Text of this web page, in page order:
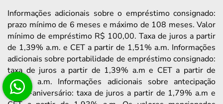
Informações adicionais sobre o empréstimo consignado:
prazo mínimo de 6 meses e máximo de 108 meses. Valor
mínimo de empréstimo R$ 100,00. Taxa de juros a partir
de 1,39% a.m. e CET a partir de 1,51% a.m. Informações
adicionais sobre portabilidade de empréstimo consignado:
taxa de juros a partir de 1,39% a.m e CET a partir de
1,63% a.m. Informações adicionais sobre antecipação
saque-aniversário: taxa de juros a partir de 1,79% a.m e